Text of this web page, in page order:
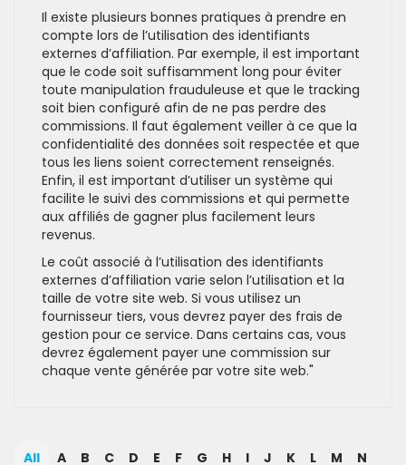
Il existe plusieurs bonnes pratiques à prendre en
compte lors de l’utilisation des identifiants
externes d’affiliation. Par exemple, il est important
que le code soit suffisamment long pour éviter
toute manipulation frauduleuse et que le tracking
soit bien configuré afin de ne pas perdre des
commissions. Il faut également veiller à ce que la
confidentialité des données soit respectée et que
tous les liens soient correctement renseignés.
Enfin, il est important d’utiliser un système qui
facilite le suivi des commissions et qui permette
aux affiliés de gagner plus facilement leurs
revenus.
Le coût associé à l’utilisation des identifiants
externes d’affiliation varie selon l’utilisation et la
taille de votre site web. Si vous utilisez un
fournisseur tiers, vous devrez payer des frais de
gestion pour ce service. Dans certains cas, vous
devrez également payer une commission sur
chaque vente générée par votre site web."
All A B C D E F G H I J K L M
N